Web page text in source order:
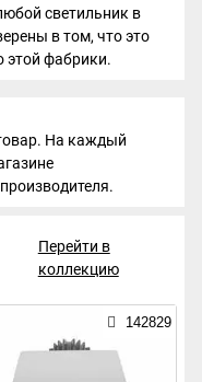
светильник в
в том, что это
этой фабрики.
На каждый
Перейти в
коллекцию
142829